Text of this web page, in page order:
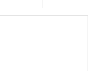
preza pela
empresa
garantir a
MELHOR